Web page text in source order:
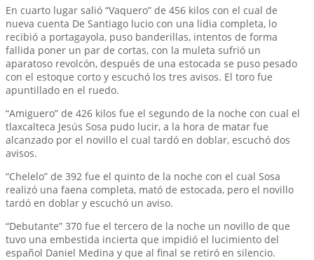
En cuarto lugar salió “Vaquero” de 456 kilos con el cual de
nueva cuenta De Santiago lucio con una lidia completa, lo
recibió a portagayola, puso banderillas, intentos de forma
fallida poner un par de cortas, con la muleta sufrió un
aparatoso revolcón, después de una estocada se puso pesado
con el estoque corto y escuchó los tres avisos. El toro fue
apuntillado en el ruedo.
“Amiguero” de 426 kilos fue el segundo de la noche con cual el
tlaxcalteca Jesús Sosa pudo lucir, a la hora de matar fue
alcanzado por el novillo el cual tardó en doblar, escuchó dos
avisos.
“Chelelo” de 392 fue el quinto de la noche con el cual Sosa
realizó una faena completa, mató de estocada, pero el novillo
tardó en doblar y escuchó un aviso.
“Debutante” 370 fue el tercero de la noche un novillo de que
tuvo una embestida incierta que impidió el lucimiento del
español Daniel Medina y que al final se retiró en silencio.